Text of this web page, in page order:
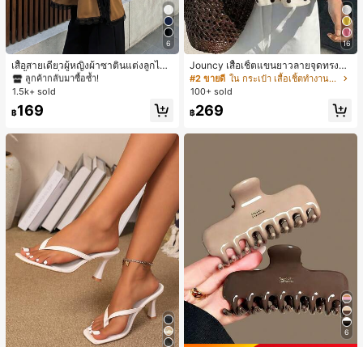
6
เสื้อสายเดี่ยวผู้หญิงผ้าซาตินแต่งลูกไม้
- เสื้อสายเดี่ยวฤดูร้อนสีคากีมีรอยผ่าด้า
นข้างที่น่าดึงดูดแบบสบายๆ
#1 ขายดี
ใน สีกากี เสื้อสตรี เสื้อเบลาส์ & Tee
ลูกค้ากลับมาซื้อซ้ำ!
#1 ขายดี
ใน สีกากี เสื้อสตรี เสื้อเบลาส์ & Tee
ลูกค้ากลับมาซื้อซ้ำ!
#1 ขายดี
ใน สีกากี เสื้อสตรี เสื้อเบลาส์ & Tee
ลูกค้ากลับมาซื้อซ้ำ!
#1 ขายดี
ลูกค้ากลับมาซื้อซ้ำ!
1.5k+ sold
฿169
16
Jouncy เสื้อเชิ้ตแขนยาวลายจุดทรงหล
วมสำหรับผู้หญิง
#2 ขายดี
ใน กระเป๋า เสื้อเชิ้ตทำงานมีกระเป๋า
100+ sold
฿269
6